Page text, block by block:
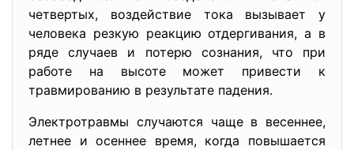
четвертых, воздействие тока вызывает у
человека резкую реакцию отдергивания, а в
ряде случаев и потерю сознания, что при
работе на высоте может привести к
травмированию в результате падения.
Электротравмы случаются чаще в весеннее,
летнее и осеннее время, когда повышается